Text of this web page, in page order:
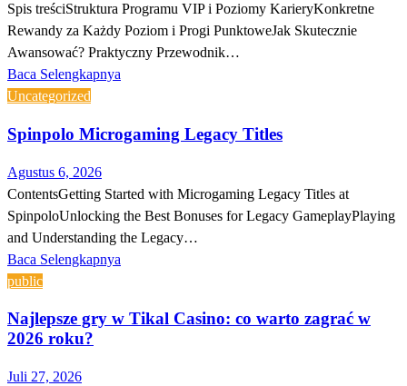
Spis treściStruktura Programu VIP i Poziomy KarieryKonkretne
Rewandy za Każdy Poziom i Progi PunktoweJak Skutecznie
Awansować? Praktyczny Przewodnik…
Baca Selengkapnya
Uncategorized
Spinpolo Microgaming Legacy Titles
Agustus 6, 2026
ContentsGetting Started with Microgaming Legacy Titles at
SpinpoloUnlocking the Best Bonuses for Legacy GameplayPlaying
and Understanding the Legacy…
Baca Selengkapnya
public
Najlepsze gry w Tikal Casino: co warto zagrać w
2026 roku?
Juli 27, 2026